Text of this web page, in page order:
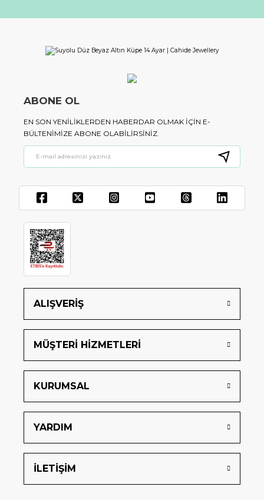
ALIŞVERİŞ
MÜŞTERİ HİZMETLERİ
KURUMSAL
YARDIM
İLETİŞİM
ABONE OL
EN SON YENILIKLERDEN HABERDAR OLMAK IÇIN E-
BÜLTENIMIZE ABONE OLABILIRSINIZ.